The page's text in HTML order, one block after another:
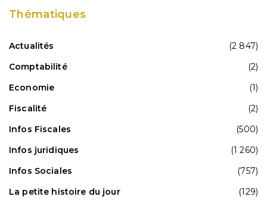
Thématiques
Actualités
(2 847)
Comptabilité
(2)
Economie
(1)
Fiscalité
(2)
Infos Fiscales
(500)
Infos juridiques
(1 260)
Infos Sociales
(757)
La petite histoire du jour
(129)